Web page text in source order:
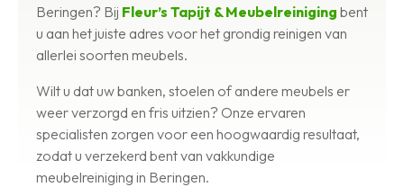
Beringen? Bij Fleur’s Tapijt & Meubelreiniging bent
u aan het juiste adres voor het grondig reinigen van
allerlei soorten meubels.
Wilt u dat uw banken, stoelen of andere meubels er
weer verzorgd en fris uitzien? Onze ervaren
specialisten zorgen voor een hoogwaardig resultaat,
zodat u verzekerd bent van vakkundige
meubelreiniging in Beringen.